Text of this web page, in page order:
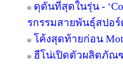
ดุดันที่สุดในรุ่น -
รกรรมสายพันธุ์สปอ
โค้งสุดท้ายก่อน
ฮีโน่เปิดตัวผลิตภัณฑ์